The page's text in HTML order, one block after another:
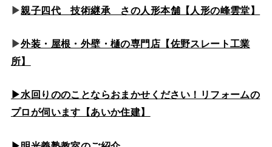
▶親子四代 技術継承 さの人形本舗【人形の峰雲堂】
▶外装・屋根・外壁・樋の専門店【佐野スレート工業
所】
▶水回りののことならおまかせください！リフォームの
プロが伺います【あいか住建】